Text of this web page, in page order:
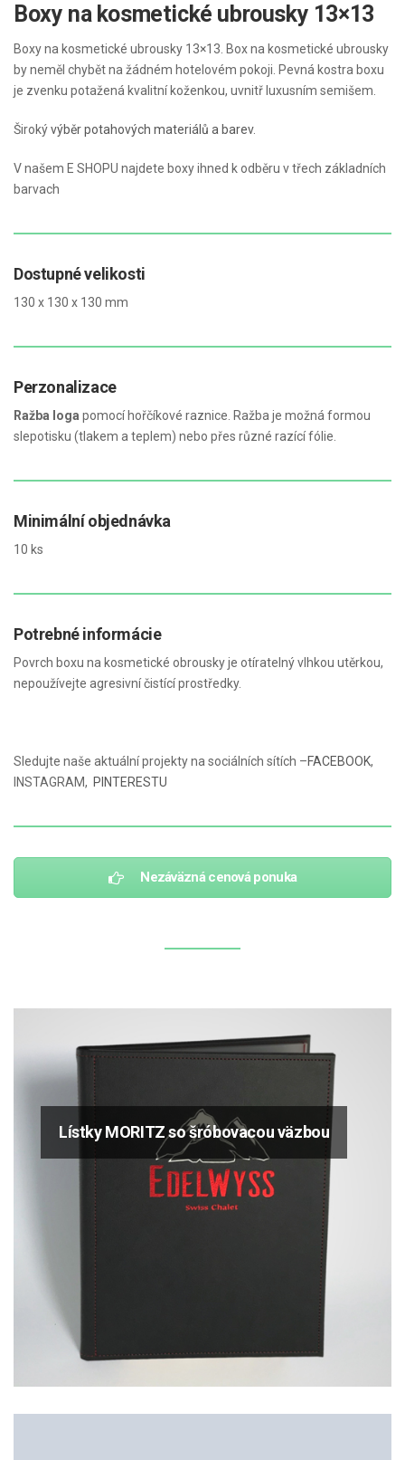
Boxy na kosmetické ubrousky 13×13
Boxy na kosmetické ubrousky 13×13. Box na kosmetické ubrousky
by neměl chybět na žádném hotelovém pokoji. Pevná kostra boxu
je zvenku potažená kvalitní koženkou, uvnitř luxusním semišem.
Širokývýběr potahových materiálů a barev.
V našem E SHOPU najdete boxy ihned k odběru v třech základních
barvach
Dostupné velikosti
130 x 130 x 130 mm
Perzonalizace
Ražba loga pomocí hořčíkové raznice. Ražba je možná formou
slepotisku (tlakem a teplem) nebo přes různé razící fólie.
Minimální objednávka
10 ks
Potrebné informácie
Povrch boxu na kosmetické obrousky je otíratelný vlhkou utěrkou,
nepoužívejte agresivní čistící prostředky.
Sledujte naše aktuální projekty na sociálních sítích –FACEBOOK,
INSTAGRAM, PINTERESTU
Nezáväzná cenová ponuka
Lístky MORITZ so šróbovacou väzbou